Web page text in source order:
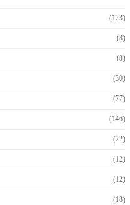
(123)
(8)
(8)
(30)
(77)
(146)
(22)
(12)
(12)
(18)